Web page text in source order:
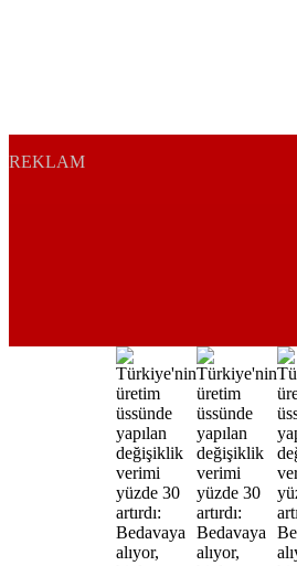
REKLAM